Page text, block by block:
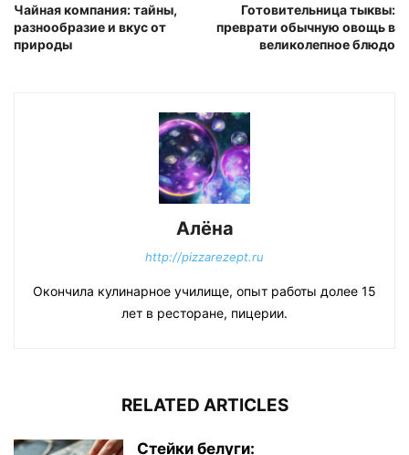
Чайная компания: тайны,
разнообразие и вкус от
природы
Готовительница тыквы:
преврати обычную овощь в
великолепное блюдо
Алёна
http://pizzarezept.ru
Окончила кулинарное училище, опыт работы долее 15
лет в ресторане, пицерии.
RELATED ARTICLES
Стейки белуги: